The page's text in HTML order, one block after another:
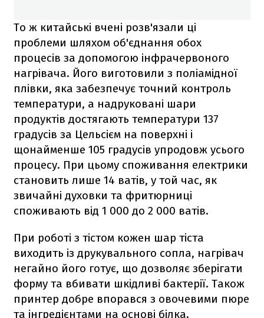
То ж китайські вчені розв'язали ці
проблеми шляхом об'єднання обох
процесів за допомогою інфрачервоного
нагрівача. Його виготовили з поліамідної
плівки, яка забезпечує точний контроль
температури, а надруковані шари
продуктів достягають температури 137
градусів за Цельсієм на поверхні і
щонайменше 105 градусів упродовж усього
процесу. При цьому споживання електрики
становить лише 14 ватів, у той час, як
звичайні духовки та фритюрниці
споживають від 1 000 до 2 000 ватів.
При роботі з тістом кожен шар тіста
виходить із друкувального сопла, нагрівач
негайно його готує, що дозволяє зберігати
форму та вбивати шкідливі бактерії. Також
принтер добре впорався з овочевими пюре
та інгредієнтами на основі білка.